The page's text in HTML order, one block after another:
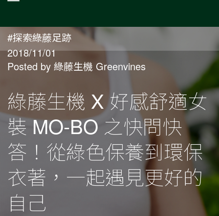
2018/11/01
Posted by 綠藤生機 Greenvines
#探索綠藤足跡
綠藤生機 X 好感舒適女
裝 MO-BO 之快問快
答！從綠色保養到環保
衣著，一起遇見更好的
自己